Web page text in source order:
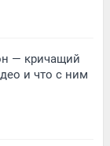
— кричащий
и что с ним